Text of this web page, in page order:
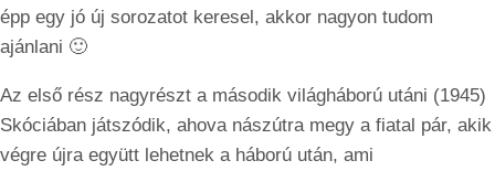
épp egy jó új sorozatot keresel, akkor nagyon tudom
ajánlani 🙂
Az első rész nagyrészt a második világháború utáni (1945)
Skóciában játszódik, ahova nászútra megy a fiatal pár, akik
végre újra együtt lehetnek a háború után, ami